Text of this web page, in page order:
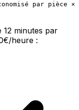
par pièce ×
12 minutes par
heure :